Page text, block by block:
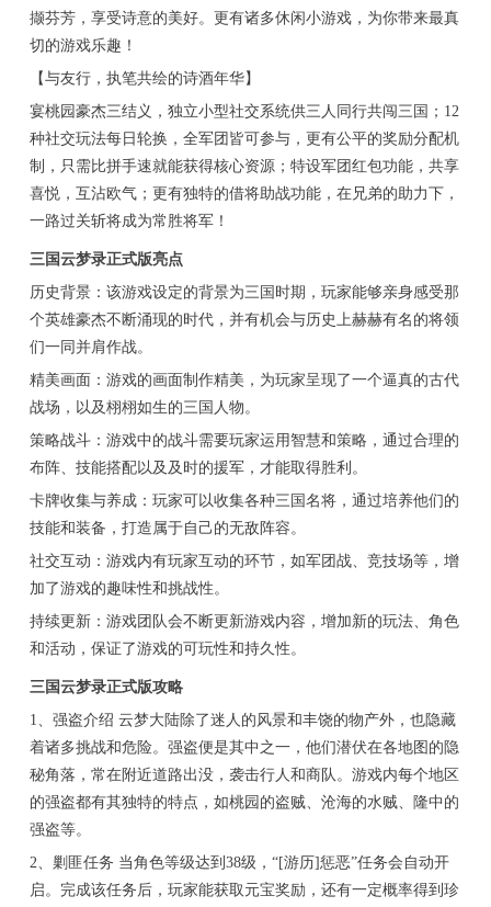
撷芬芳，享受诗意的美好。更有诸多休闲小游戏，为你带来最真
切的游戏乐趣！
【与友行，执笔共绘的诗酒年华】
宴桃园豪杰三结义，独立小型社交系统供三人同行共闯三国；12
种社交玩法每日轮换，全军团皆可参与，更有公平的奖励分配机
制，只需比拼手速就能获得核心资源；特设军团红包功能，共享
喜悦，互沾欧气；更有独特的借将助战功能，在兄弟的助力下，
一路过关斩将成为常胜将军！
三国云梦录正式版亮点
历史背景：该游戏设定的背景为三国时期，玩家能够亲身感受那
个英雄豪杰不断涌现的时代，并有机会与历史上赫赫有名的将领
们一同并肩作战。
精美画面：游戏的画面制作精美，为玩家呈现了一个逼真的古代
战场，以及栩栩如生的三国人物。
策略战斗：游戏中的战斗需要玩家运用智慧和策略，通过合理的
布阵、技能搭配以及及时的援军，才能取得胜利。
卡牌收集与养成：玩家可以收集各种三国名将，通过培养他们的
技能和装备，打造属于自己的无敌阵容。
社交互动：游戏内有玩家互动的环节，如军团战、竞技场等，增
加了游戏的趣味性和挑战性。
持续更新：游戏团队会不断更新游戏内容，增加新的玩法、角色
和活动，保证了游戏的可玩性和持久性。
三国云梦录正式版攻略
1、强盗介绍 云梦大陆除了迷人的风景和丰饶的物产外，也隐藏
着诸多挑战和危险。强盗便是其中之一，他们潜伏在各地图的隐
秘角落，常在附近道路出没，袭击行人和商队。游戏内每个地区
的强盗都有其独特的特点，如桃园的盗贼、沧海的水贼、隆中的
强盗等。
2、剿匪任务 当角色等级达到38级，“[游历]惩恶”任务会自动开
启。完成该任务后，玩家能获取元宝奖励，还有一定概率得到珍